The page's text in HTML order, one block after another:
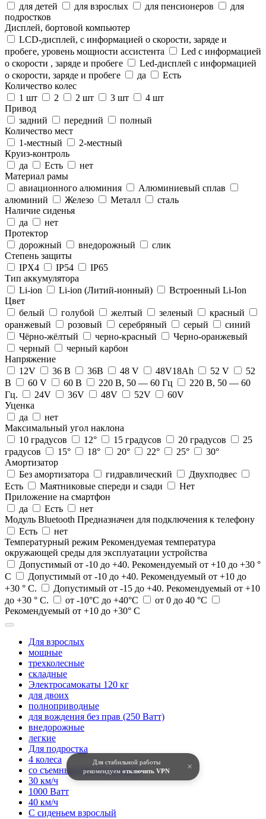
Для стабильной работы
рекомендуем отключить VPN ×
для детей
для взрослых для пенсионеров
для
подростков
Дисплей, бортовой компьютер
LCD-дисплей, с информацией о скорости, заряде и
пробеге, уровень мощности ассистента
Led с информацией
о скорости , заряде и пробеге
Led-дисплей c информацией
о скорости, заряде и пробеге
да
Есть
Количество колес
1 шт
2 2 шт 3 шт
4 шт
Привод
задний
передний
полный
Количество мест
1-местный
2-местный
Круиз-контроль
да
Есть
нет
Материал рамы
авиационного алюминия
Алюминиевый сплав
алюминий
Железо Металл
сталь
Наличие сиденья
да
нет
Протектор
дорожный
внедорожный
слик
Степень защиты
IPX4
IP54
IP65
Тип аккумулятора
Li-ion
Li-ion (Литий-ионный)
Встроенный Li-Ion
Цвет
белый
голубой желтый зеленый
красный
оранжевый
розовый серебряный серый
синий
Чёрно-жёлтый
черно-красный
Черно-оранжевый
черный
черный карбон
Напряжение
12V
36 В 36В 48 V 48V18Ah 52 V
52
В
60 V 60 В 220 В, 50 — 60 Гц
220 В, 50 — 60
Гц.
24V 36V 48V 52V
60V
Уценка
да
нет
Максимальный угол наклона
10 градусов
12° 15 градусов 20 градусов
25
градусов
15° 18° 20° 22° 25°
30°
Амортизатор
Без амортизатора
гидравлический
Двухподвес
Есть
Маятниковые спереди и сзади
Нет
Приложение на смартфон
да
Есть
нет
Модуль Bluetooth Предназначен для подключения к телефону
Есть
нет
Температурный режим Рекомендуемая температура
окружающей среды для эксплуатации устройства
Допустимый от -10 до +40. Рекомендуемый от +10 до +30 °
С
Допустимый от -10 до +40. Рекомендуемый от +10 до
+30 ° С.
Допустимый от -15 до +40. Рекомендуемый от +10
до +30 ° С.
от -10°C до +40°C
от 0 до 40 °C
Рекомендуемый от +10 до +30° С
Для взрослых
мощные
трехколесные
складные
Электросамокаты 120 кг
для двоих
полноприводные
для вождения без прав (250 Ватт)
внедорожные
легкие
Для подростка
4 колеса
со съемным аккумулятором
30 км/ч
1000 Ватт
40 км/ч
С сиденьем взрослый